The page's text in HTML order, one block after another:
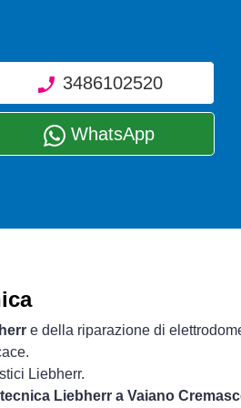
3486102520
WhatsApp
e della riparazione di
Liebherr.
Liebherr a Vaiano